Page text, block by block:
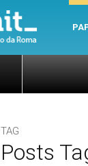
TAG
Posts